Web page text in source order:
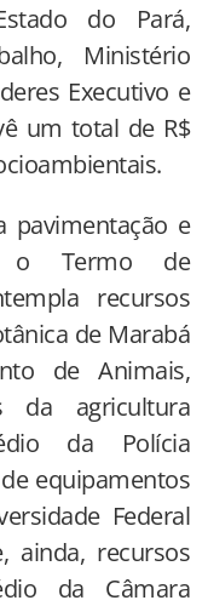
do Pará,
Ministério
Executivo e
um total de R$
pavimentação e
o Termo de
recursos
de Marabá
de Animais,
da agricultura
da Polícia
equipamentos
Federal
ainda, recursos
da Câmara